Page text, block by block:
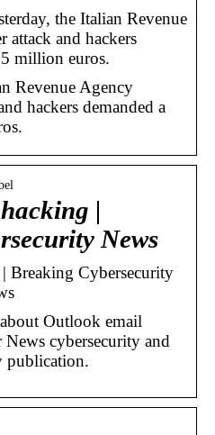
the Italian Revenue
attack and hackers
million euros.
Revenue Agency
hackers demanded a
|
News
Breaking Cybersecurity
Outlook email
cybersecurity and
publication.